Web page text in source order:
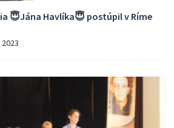
😇Jána Havlíka😇 postúpil v Ríme